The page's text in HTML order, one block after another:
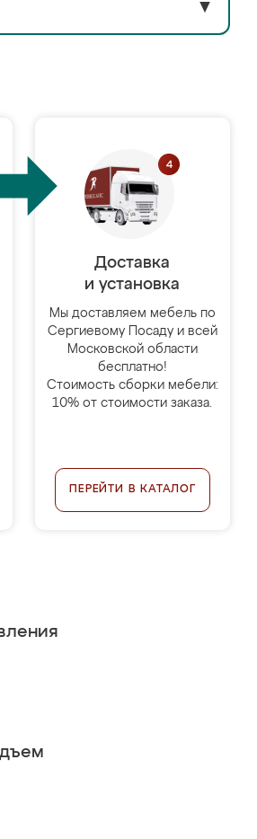
▼
Доставка
и установка
Мы доставляем мебель по
Сергиевому Посаду и всей
Московской области
бесплатно!
Стоимость сборки мебели:
10% от стоимости заказа.
ПЕРЕЙТИ В КАТАЛОГ